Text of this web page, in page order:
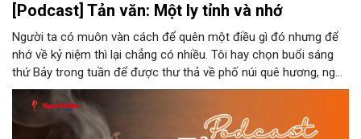
[Podcast] Tản văn: Một ly tỉnh và nhớ
Người ta có muôn vàn cách để quên một điều gì đó nhưng để
nhớ về kỷ niệm thì lại chẳng có nhiều. Tôi hay chọn buổi sáng
thứ Bảy trong tuần để được thư thả về phố núi quê hương, ngồi
đợi giọt đắng của đất đai, mưa nắng điểm từng nhịp xuống
chiếc ly sứ như đợi thời gian mở cánh cửa diệu kì của mình.